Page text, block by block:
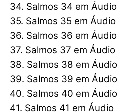
34. Salmos 34 em Áudio
35. Salmos 35 em Áudio
36. Salmos 36 em Áudio
37. Salmos 37 em Áudio
38. Salmos 38 em Áudio
39. Salmos 39 em Áudio
40. Salmos 40 em Áudio
41. Salmos 41 em Áudio